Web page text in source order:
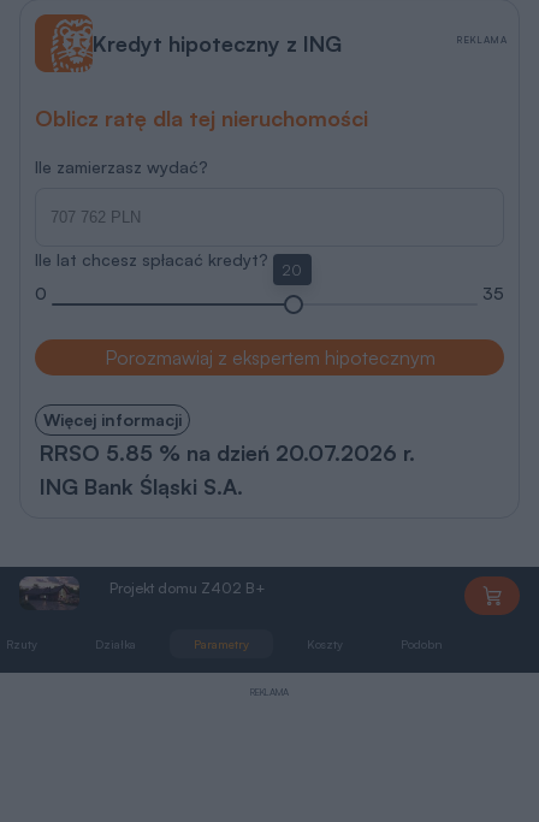
Kredyt hipoteczny z ING
Oblicz ratę dla tej nieruchomości
Ile zamierzasz wydać?
Ile lat chcesz spłacać kredyt?
0
20
35
Porozmawiaj z ekspertem hipotecznym
Więcej informacji
RRSO 5.85 % na dzień 20.07.2026 r.
ING Bank Śląski S.A.
REKLAMA
Projekt domu Z402 B+
Rzuty Działka Parametry Koszty Podobne
REKLAMA